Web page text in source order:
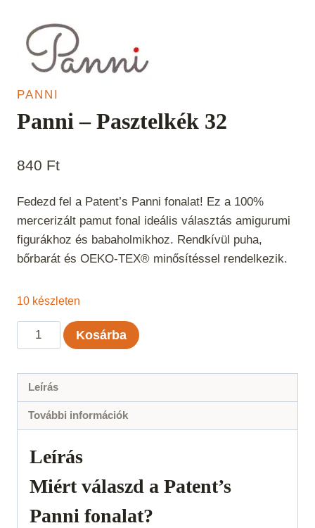
PANNI
Panni – Pasztelkék 32
840 Ft
Fedezd fel a Patent’s Panni fonalat! Ez a 100%
mercerizált pamut fonal ideális választás amigurumi
figurákhoz és babaholmikhoz. Rendkívül puha,
bőrbarát és OEKO-TEX® minősítéssel rendelkezik.
10 készleten
Panni
-
mennyiség
Kosárba
Leírás
További információk
Leírás
Miért válaszd a Patent’s
Panni fonalat?